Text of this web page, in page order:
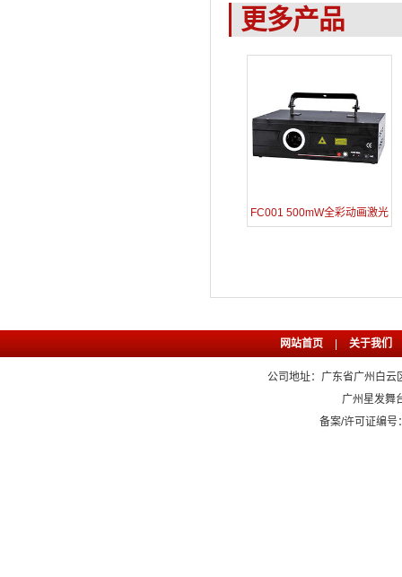
更多产品
FC001 500mW全彩动画激光
网站首页 关于我们
公司地址：广东省广州白
广州星发舞
备案/许可证编号